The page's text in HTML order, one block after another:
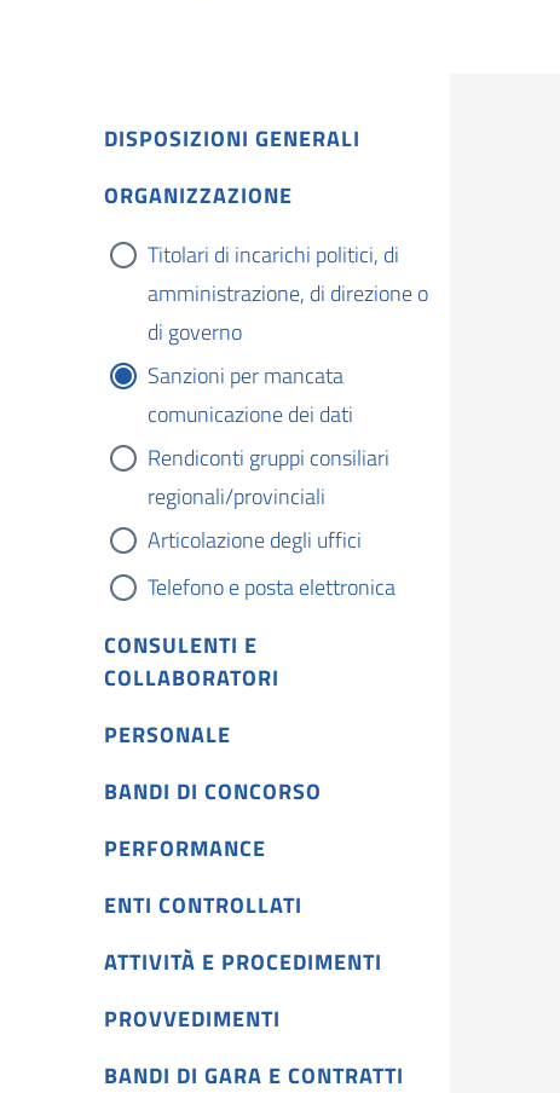
DISPOSIZIONI GENERALI
ORGANIZZAZIONE
Titolari di incarichi politici, di
amministrazione, di direzione o
di governo
Sanzioni per mancata
comunicazione dei dati
Rendiconti gruppi consiliari
regionali/provinciali
Articolazione degli uffici
Telefono e posta elettronica
CONSULENTI E
COLLABORATORI
PERSONALE
BANDI DI CONCORSO
PERFORMANCE
ENTI CONTROLLATI
ATTIVITÀ E PROCEDIMENTI
PROVVEDIMENTI
BANDI DI GARA E CONTRATTI